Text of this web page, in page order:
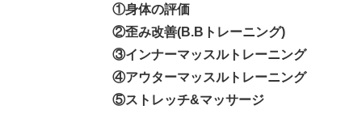
①身体の評価
②歪み改善(B.Bトレーニング)
③インナーマッスルトレーニング
④アウターマッスルトレーニング
⑤ストレッチ&マッサージ